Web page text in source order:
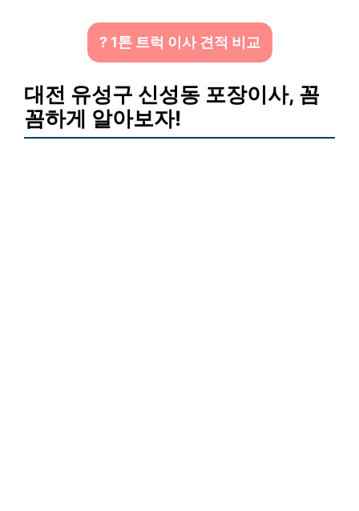
? 1톤 트럭 이사 견적 비교
대전 유성구 신성동 포장이사, 꼼
꼼하게 알아보자!